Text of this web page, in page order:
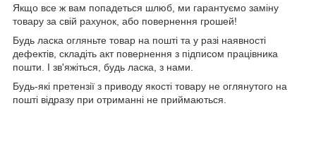
Якщо все ж вам попадеться шлюб, ми гарантуємо заміну
товару за свій рахунок, або повернення грошей!
Будь ласка огляньте товар на пошті та у разі наявності
дефектів, складіть акт повернення з підписом працівника
пошти. І зв'яжіться, будь ласка, з нами.
Будь-які претензії з приводу якості товару не оглянутого на
пошті відразу при отриманні не приймаються.